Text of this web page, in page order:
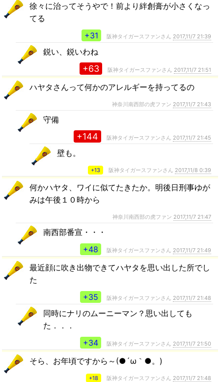
徐々に治ってそうやで！前より絆創膏が小さくなっ
てる
+31
阪神タイガースファンさん 2017,11/7 21:39
鋭い、鋭いわね
+63 阪神タイガースファンさん 2017,11/7 21:51
ハヤタさんって何かのアレルギーを持ってるの
神奈川南西部の虎ファン 2017,11/7 21:43
守備
+144 阪神タイガースファンさん 2017,11/7 21:45
壁も。
+13 阪神タイガースファンさん 2017,11/8 0:39
何かハヤタ、ワイに似てたきたか。明後日刑事ゆが
みは午後１０時から
神奈川南西部の虎ファン 2017,11/7 21:47
南西部番宣・・・
+48
阪神タイガースファンさん 2017,11/7 21:49
最近顔に吹き出物できてハヤタを思い出した所でし
た
+35
阪神タイガースファンさん 2017,11/7 21:48
同時にナリのムーニーマン？思い出しても
た．．．
+34
阪神タイガースファンさん 2017,11/7 21:50
そら、お年頃ですから～(●´ω｀●。)
+18 阪神タイガースファンさん 2017,11/7 21:48